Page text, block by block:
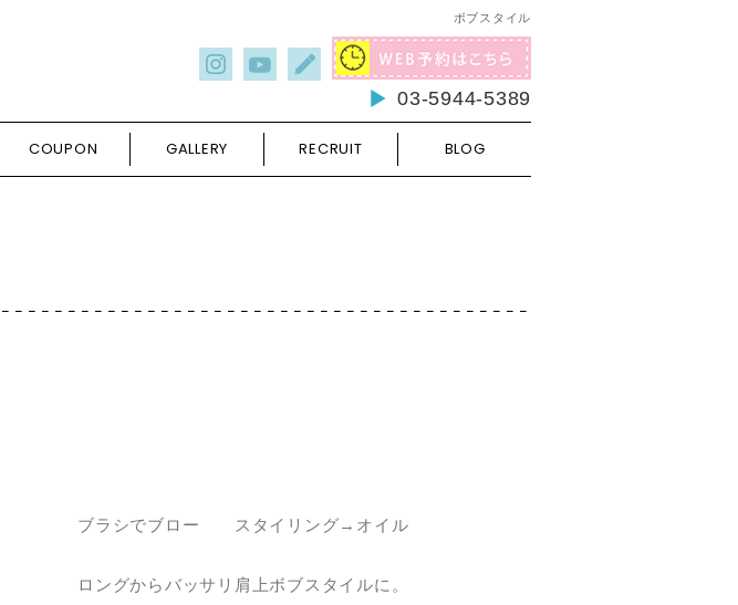
ボブスタイル
03-5944-5389
COUPON GALLERY RECRUIT BLOG
ブラシでブロー スタイリング→オイル
ロングからバッサリ肩上ボブスタイルに。